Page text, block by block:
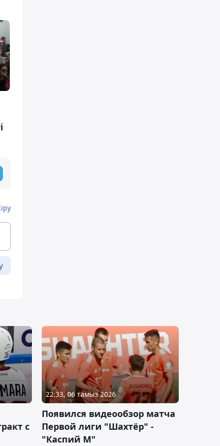
с
22:33, 06 тамыз 2026
Появился видеообзор матча
Первой лиги "Шахтёр" -
"Каспий М"